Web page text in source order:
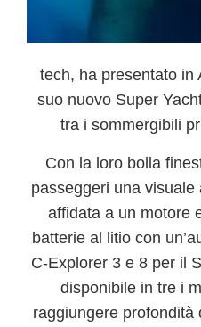
tech, ha presentato in
suo nuovo Super
tra i sommergibili
Con la loro bolla
passeggeri una visuale
affidata a un motore
batterie al litiocon
C-Explorer 3e 8 per il
disponibile in tre i
raggiungereprofondità